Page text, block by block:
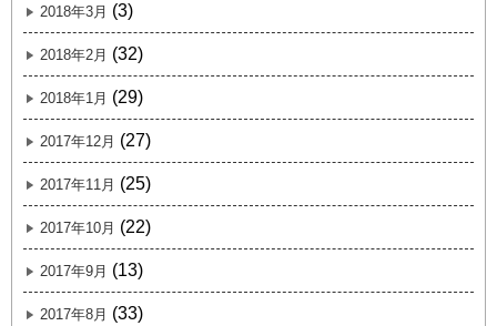
2018年3月 (3)
2018年2月 (32)
2018年1月 (29)
2017年12月 (27)
2017年11月 (25)
2017年10月 (22)
2017年9月 (13)
2017年8月 (33)